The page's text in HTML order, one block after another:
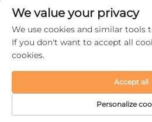
We value your privacy
We use cookies and similar tools
If you don't want to accept all
cookies.
Personalize
Accept all